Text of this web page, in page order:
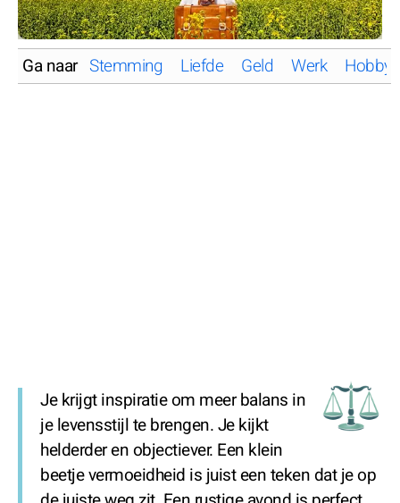
Ga naar Stemming Liefde Geld Werk
Je krijgt inspiratie om meer balans in
je levensstijl te brengen. Je kijkt
helderder en objectiever. Een klein
beetje vermoeidheid is juist een teken dat je op